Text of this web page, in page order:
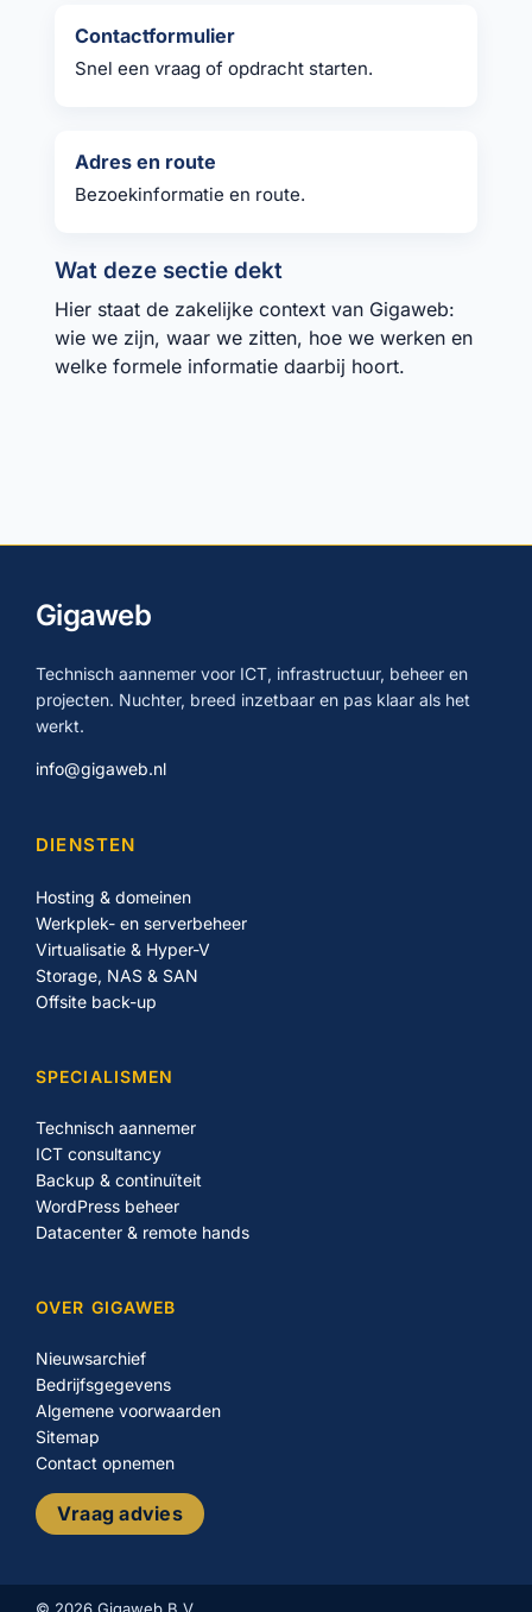
Contactformulier
Snel een vraag of opdracht starten.
Adres en route
Bezoekinformatie en route.
Wat deze sectie dekt
Hier staat de zakelijke context van Gigaweb:
wie we zijn, waar we zitten, hoe we werken en
welke formele informatie daarbij hoort.
Gigaweb
Technisch aannemer voor ICT, infrastructuur, beheer en
projecten. Nuchter, breed inzetbaar en pas klaar als het
werkt.
info@gigaweb.nl
DIENSTEN
Hosting & domeinen
Werkplek- en serverbeheer
Virtualisatie & Hyper-V
Storage, NAS & SAN
Offsite back-up
SPECIALISMEN
Technisch aannemer
ICT consultancy
Backup & continuïteit
WordPress beheer
Datacenter & remote hands
OVER GIGAWEB
Nieuwsarchief
Bedrijfsgegevens
Algemene voorwaarden
Sitemap
Contact opnemen
Vraag advies